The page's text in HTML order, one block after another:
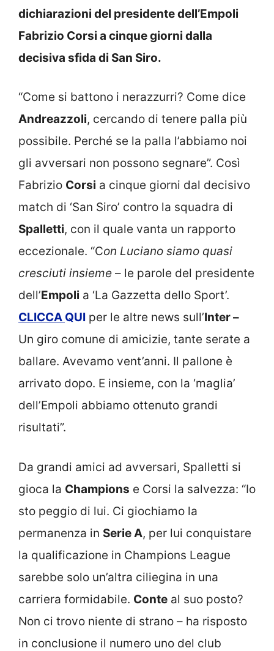
dichiarazioni del presidente dell’Empoli
Fabrizio Corsi a cinque giorni dalla
decisiva sfida di San Siro.
“Come si battono i nerazzurri? Come dice
Andreazzoli, cercando di tenere palla più
possibile. Perché se la palla l’abbiamo noi
gli avversari non possono segnare”. Così
Fabrizio Corsi a cinque giorni dal decisivo
match di ‘San Siro’ contro la squadra di
Spalletti, con il quale vanta un rapporto
eccezionale. “Con Luciano siamo quasi
cresciuti insieme – le parole del presidente
dell’Empoli a ‘La Gazzetta dello Sport’.
CLICCA QUI per le altre news sull’Inter –
Un giro comune di amicizie, tante serate a
ballare. Avevamo vent’anni. Il pallone è
arrivato dopo. E insieme, con la ‘maglia’
dell’Empoli abbiamo ottenuto grandi
risultati”.
Da grandi amici ad avversari, Spalletti si
gioca la Champions e Corsi la salvezza: “Io
sto peggio di lui. Ci giochiamo la
permanenza in Serie A, per lui conquistare
la qualificazione in Champions League
sarebbe solo un’altra ciliegina in una
carriera formidabile. Conte al suo posto?
Non ci trovo niente di strano – ha risposto
in conclusione il numero uno del club